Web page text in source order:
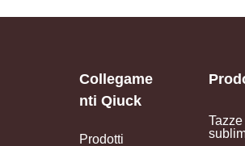
Collegame
nti Qiuck
Prodotti